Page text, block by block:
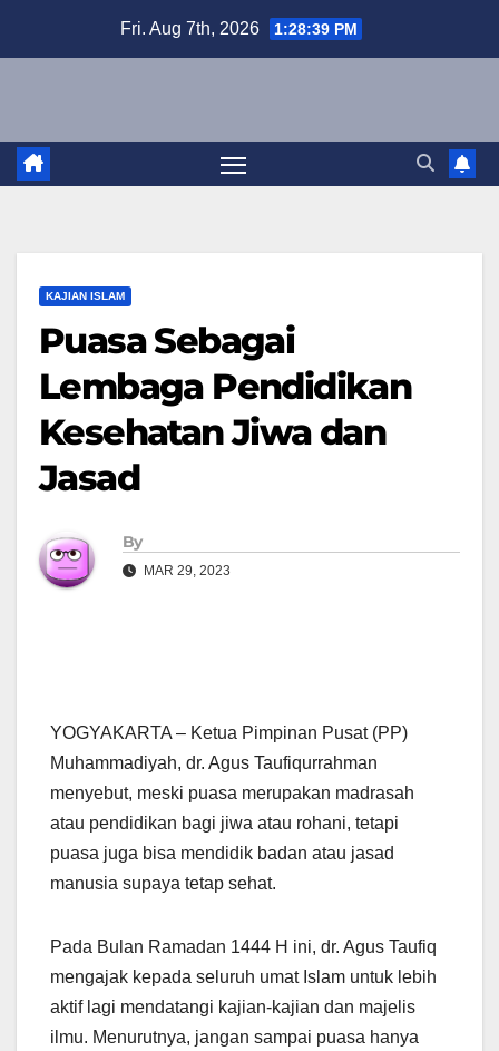
Fri. Aug 7th, 2026 1:28:40 PM
KAJIAN ISLAM
Puasa Sebagai
Lembaga Pendidikan
Kesehatan Jiwa dan
Jasad
By
MAR 29, 2023
YOGYAKARTA – Ketua Pimpinan Pusat (PP)
Muhammadiyah, dr. Agus Taufiqurrahman
menyebut, meski puasa merupakan madrasah
atau pendidikan bagi jiwa atau rohani, tetapi
puasa juga bisa mendidik badan atau jasad
manusia supaya tetap sehat.
Pada Bulan Ramadan 1444 H ini, dr. Agus Taufiq
mengajak kepada seluruh umat Islam untuk lebih
aktif lagi mendatangi kajian-kajian dan majelis
ilmu. Menurutnya, jangan sampai puasa hanya